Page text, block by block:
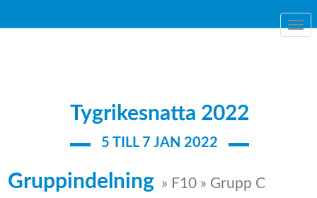
Tygrikesnatta 2022
5 TILL 7 JAN 2022
Gruppindelning » F10 » Grupp C